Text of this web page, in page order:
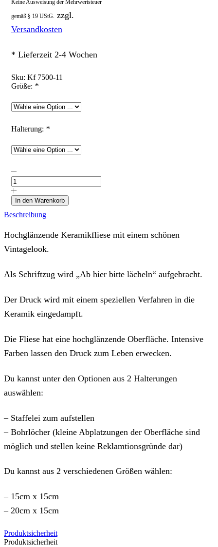
Keine Ausweisung der Mehrwertsteuer
gemäß § 19 UStG. zzgl.
Versandkosten
* Lieferzeit 2-4 Wochen
Sku: Kf 7500-11
Größe: *
Halterung: *
Hochglänzende
"Ab
hier
bitte
lächeln"
In den Warenkorb
Beschreibung
Hochglänzende Keramikfliese mit einem schönen
Vintagelook.
Als Schriftzug wird „Ab hier bitte lächeln“ aufgebracht.
Der Druck wird mit einem speziellen Verfahren in die
Keramik eingedampft.
Die Fliese hat eine hochglänzende Oberfläche. Intensive
Farben lassen den Druck zum Leben erwecken.
Du kannst unter den Optionen aus 2 Halterungen
auswählen:
– Staffelei zum aufstellen
– Bohrlöcher (kleine Abplatzungen der Oberfläche sind
möglich und stellen keine Reklamtionsgründe dar)
Du kannst aus 2 verschiedenen Größen wählen:
– 15cm x 15cm
– 20cm x 15cm
Produktsicherheit
Produktsicherheit